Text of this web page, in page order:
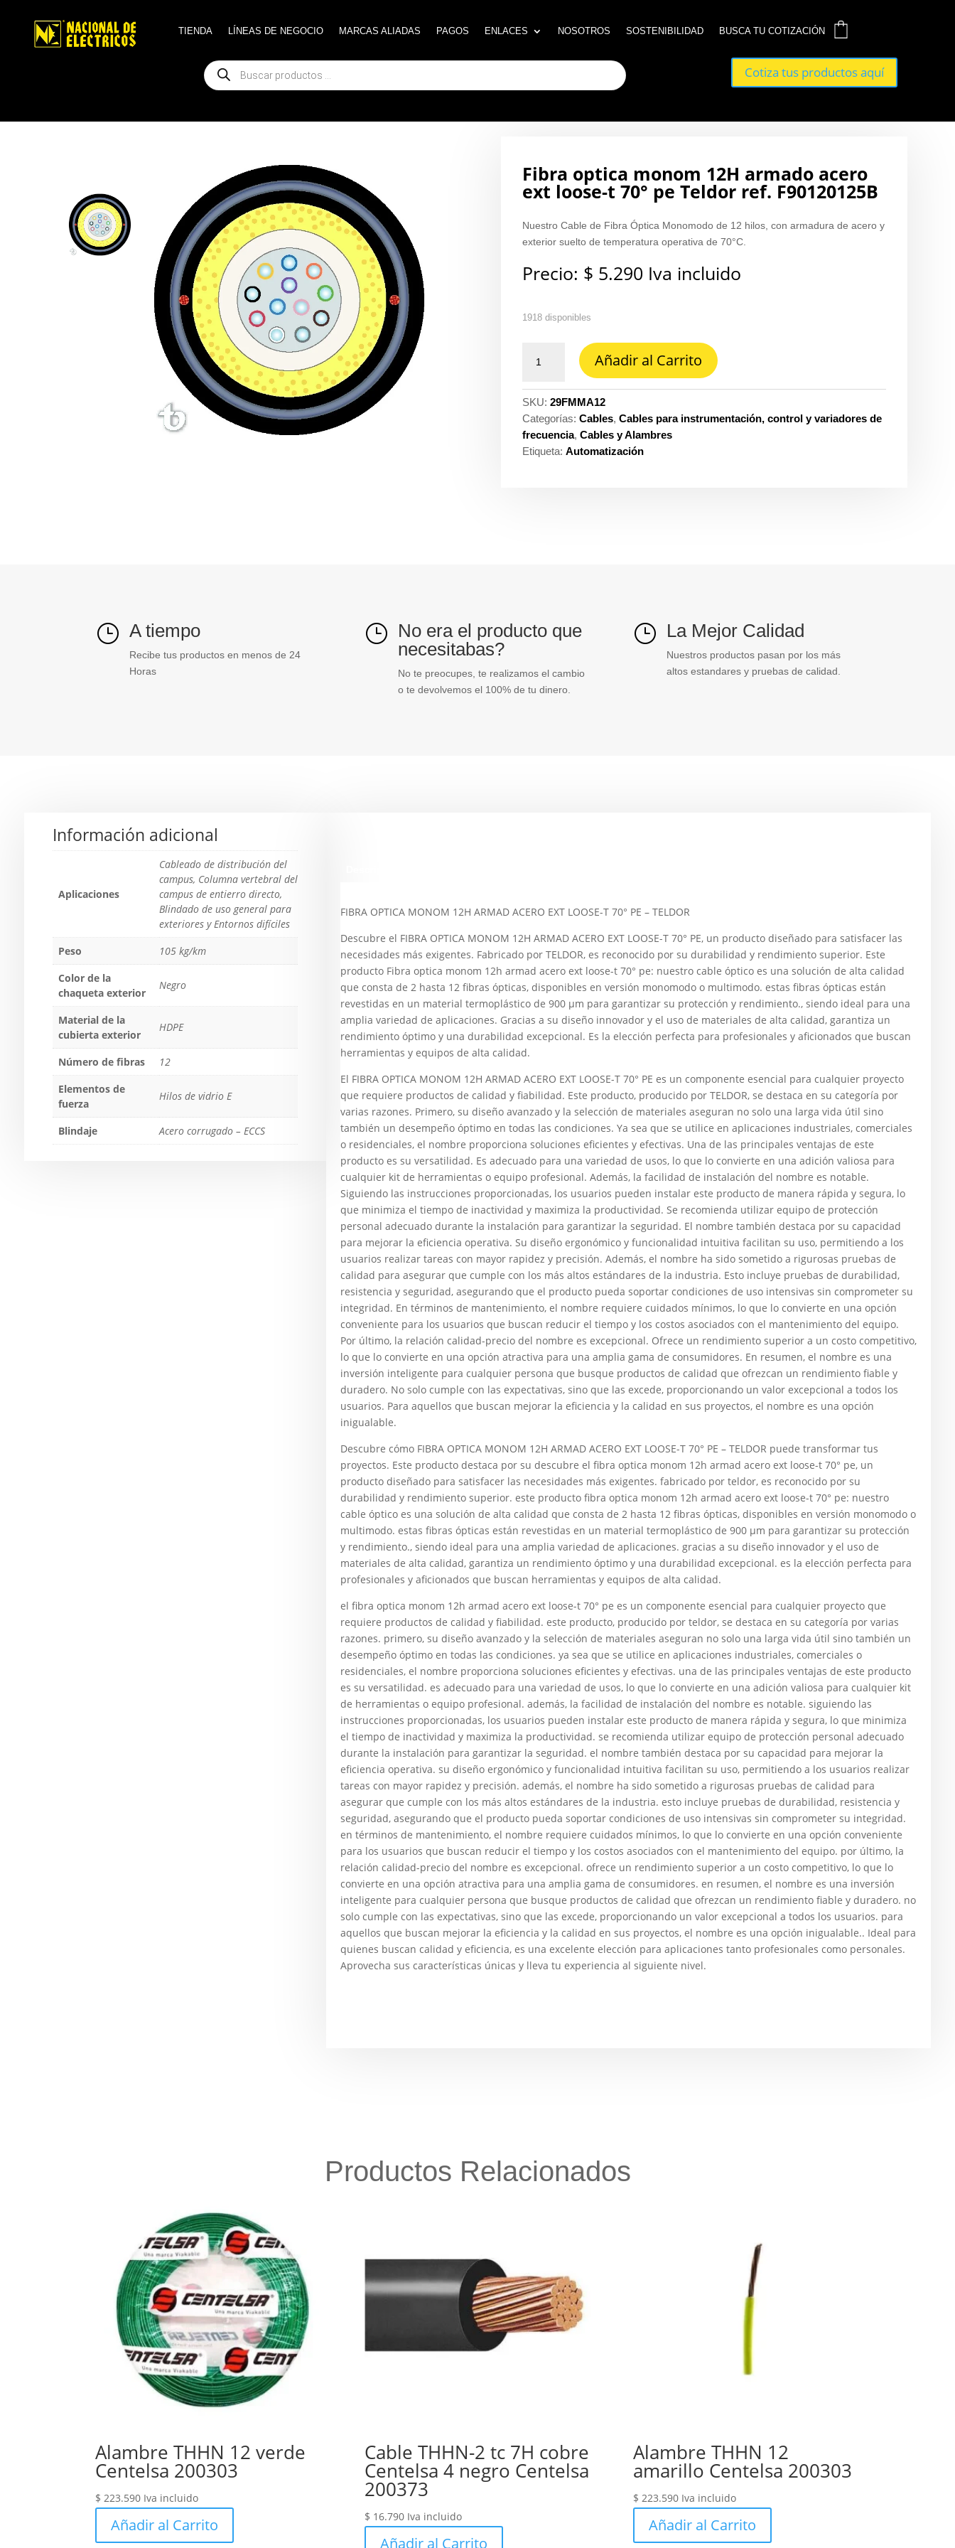
TIENDA LÍNEAS DE NEGOCIO MARCAS ALIADAS PAGOS ENLACES NOSOTROS SOSTENIBILIDAD BUSCA TU COTIZACIÓN
Búsqueda
de
productos
Cotiza tus productos aquí
TIENDA LÍNEAS DE NEGOCIO MARCAS ALIADAS PAGOS ENLACES NOSOTROS SOSTENIBILIDAD BUSCA TU COTIZACIÓN
Búsqueda
de
productos
Cotiza tus productos aquí
Fibra optica monom 12H armado acero
ext loose-t 70° pe Teldor ref. F90120125B
Nuestro Cable de Fibra Óptica Monomodo de 12 hilos, con armadura de acero y
exterior suelto de temperatura operativa de 70°C.
Precio: $ 5.290 Iva incluido
1918 disponibles
optica
12H
armado
acero
ext
Añadir al Carrito
SKU:29FMMA12
Categorías:Cables,Cables para instrumentación, control y variadores de
frecuencia,Cables y Alambres
Etiqueta:Automatización
} A tiempo
Recibe tus productos en menos de 24
Horas
} No era el producto que
necesitabas?
No te preocupes, te realizamos el cambio
o te devolvemos el 100% de tu dinero.
} La Mejor Calidad
Nuestros productos pasan por los más
altos estandares y pruebas de calidad.
Información adicional
Aplicaciones
Cableado de distribución del
campus, Columna vertebral del
campus de entierro directo,
Blindado de uso general para
exteriores y Entornos difíciles
Peso
105 kg/km
Color de la
chaqueta exterior
Negro
Material de la
cubierta exterior
HDPE
Número de fibras
12
Elementos de
fuerza
Hilos de vidrio E
Blindaje Acero corrugado – ECCS
FIBRA OPTICA MONOM 12H ARMAD ACERO EXT LOOSE-T 70° PE – TELDOR
Descubre el FIBRA OPTICA MONOM 12H ARMAD ACERO EXT LOOSE-T 70° PE, un producto diseñado para satisfacer las
necesidades más exigentes. Fabricado por TELDOR, es reconocido por su durabilidad y rendimiento superior. Este
producto Fibra optica monom 12h armad acero ext loose-t 70° pe: nuestro cable óptico es una solución de alta calidad
que consta de 2 hasta 12 fibras ópticas, disponibles en versión monomodo o multimodo. estas fibras ópticas están
revestidas en un material termoplástico de 900 μm para garantizar su protección y rendimiento., siendo ideal para una
amplia variedad de aplicaciones. Gracias a su diseño innovador y el uso de materiales de alta calidad, garantiza un
rendimiento óptimo y una durabilidad excepcional. Es la elección perfecta para profesionales y aficionados que buscan
herramientas y equipos de alta calidad.
El FIBRA OPTICA MONOM 12H ARMAD ACERO EXT LOOSE-T 70° PE es un componente esencial para cualquier proyecto
que requiere productos de calidad y fiabilidad. Este producto, producido por TELDOR, se destaca en su categoría por
varias razones. Primero, su diseño avanzado y la selección de materiales aseguran no solo una larga vida útil sino
también un desempeño óptimo en todas las condiciones. Ya sea que se utilice en aplicaciones industriales, comerciales
o residenciales, el nombre proporciona soluciones eficientes y efectivas. Una de las principales ventajas de este
producto es su versatilidad. Es adecuado para una variedad de usos, lo que lo convierte en una adición valiosa para
cualquier kit de herramientas o equipo profesional. Además, la facilidad de instalación del nombre es notable.
Siguiendo las instrucciones proporcionadas, los usuarios pueden instalar este producto de manera rápida y segura, lo
que minimiza el tiempo de inactividad y maximiza la productividad. Se recomienda utilizar equipo de protección
personal adecuado durante la instalación para garantizar la seguridad. El nombre también destaca por su capacidad
para mejorar la eficiencia operativa. Su diseño ergonómico y funcionalidad intuitiva facilitan su uso, permitiendo a los
usuarios realizar tareas con mayor rapidez y precisión. Además, el nombre ha sido sometido a rigurosas pruebas de
calidad para asegurar que cumple con los más altos estándares de la industria. Esto incluye pruebas de durabilidad,
resistencia y seguridad, asegurando que el producto pueda soportar condiciones de uso intensivas sin comprometer su
integridad. En términos de mantenimiento, el nombre requiere cuidados mínimos, lo que lo convierte en una opción
conveniente para los usuarios que buscan reducir el tiempo y los costos asociados con el mantenimiento del equipo.
Por último, la relación calidad-precio del nombre es excepcional. Ofrece un rendimiento superior a un costo competitivo,
lo que lo convierte en una opción atractiva para una amplia gama de consumidores. En resumen, el nombre es una
inversión inteligente para cualquier persona que busque productos de calidad que ofrezcan un rendimiento fiable y
duradero. No solo cumple con las expectativas, sino que las excede, proporcionando un valor excepcional a todos los
usuarios. Para aquellos que buscan mejorar la eficiencia y la calidad en sus proyectos, el nombre es una opción
inigualable.
Descubre cómo FIBRA OPTICA MONOM 12H ARMAD ACERO EXT LOOSE-T 70° PE – TELDOR puede transformar tus
proyectos. Este producto destaca por su descubre el fibra optica monom 12h armad acero ext loose-t 70° pe, un
producto diseñado para satisfacer las necesidades más exigentes. fabricado por teldor, es reconocido por su
durabilidad y rendimiento superior. este producto fibra optica monom 12h armad acero ext loose-t 70° pe: nuestro
cable óptico es una solución de alta calidad que consta de 2 hasta 12 fibras ópticas, disponibles en versión monomodo o
multimodo. estas fibras ópticas están revestidas en un material termoplástico de 900 μm para garantizar su protección
y rendimiento., siendo ideal para una amplia variedad de aplicaciones. gracias a su diseño innovador y el uso de
materiales de alta calidad, garantiza un rendimiento óptimo y una durabilidad excepcional. es la elección perfecta para
profesionales y aficionados que buscan herramientas y equipos de alta calidad.
el fibra optica monom 12h armad acero ext loose-t 70° pe es un componente esencial para cualquier proyecto que
requiere productos de calidad y fiabilidad. este producto, producido por teldor, se destaca en su categoría por varias
razones. primero, su diseño avanzado y la selección de materiales aseguran no solo una larga vida útil sino también un
desempeño óptimo en todas las condiciones. ya sea que se utilice en aplicaciones industriales, comerciales o
residenciales, el nombre proporciona soluciones eficientes y efectivas. una de las principales ventajas de este producto
es su versatilidad. es adecuado para una variedad de usos, lo que lo convierte en una adición valiosa para cualquier kit
de herramientas o equipo profesional. además, la facilidad de instalación del nombre es notable. siguiendo las
instrucciones proporcionadas, los usuarios pueden instalar este producto de manera rápida y segura, lo que minimiza
el tiempo de inactividad y maximiza la productividad. se recomienda utilizar equipo de protección personal adecuado
durante la instalación para garantizar la seguridad. el nombre también destaca por su capacidad para mejorar la
eficiencia operativa. su diseño ergonómico y funcionalidad intuitiva facilitan su uso, permitiendo a los usuarios realizar
tareas con mayor rapidez y precisión. además, el nombre ha sido sometido a rigurosas pruebas de calidad para
asegurar que cumple con los más altos estándares de la industria. esto incluye pruebas de durabilidad, resistencia y
seguridad, asegurando que el producto pueda soportar condiciones de uso intensivas sin comprometer su integridad.
en términos de mantenimiento, el nombre requiere cuidados mínimos, lo que lo convierte en una opción conveniente
para los usuarios que buscan reducir el tiempo y los costos asociados con el mantenimiento del equipo. por último, la
relación calidad-precio del nombre es excepcional. ofrece un rendimiento superior a un costo competitivo, lo que lo
convierte en una opción atractiva para una amplia gama de consumidores. en resumen, el nombre es una inversión
inteligente para cualquier persona que busque productos de calidad que ofrezcan un rendimiento fiable y duradero. no
solo cumple con las expectativas, sino que las excede, proporcionando un valor excepcional a todos los usuarios. para
aquellos que buscan mejorar la eficiencia y la calidad en sus proyectos, el nombre es una opción inigualable.. Ideal para
quienes buscan calidad y eficiencia, es una excelente elección para aplicaciones tanto profesionales como personales.
Aprovecha sus características únicas y lleva tu experiencia al siguiente nivel.
Productos Relacionados
Alambre THHN 12 verde
Centelsa 200303
$ 223.590 Iva incluido
Añadir al Carrito
Cable THHN-2 tc 7H cobre
Centelsa 4 negro Centelsa
200373
$ 16.790 Iva incluido
Añadir al Carrito
Alambre THHN 12
amarillo Centelsa 200303
$ 223.590 Iva incluido
Añadir al Carrito